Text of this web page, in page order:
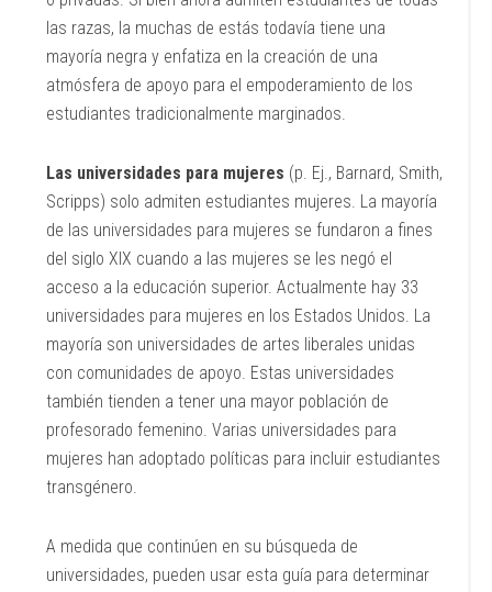
las razas, la muchas de estás todavía tiene una
mayoría negra y enfatiza en la creación de una
atmósfera de apoyo para el empoderamiento de los
estudiantes tradicionalmente marginados.
Las universidades para mujeres (p. Ej., Barnard, Smith,
Scripps) solo admiten estudiantes mujeres. La mayoría
de las universidades para mujeres se fundaron a fines
del siglo XIX cuando a las mujeres se les negó el
acceso a la educación superior. Actualmente hay 33
universidades para mujeres en los Estados Unidos. La
mayoría son universidades de artes liberales unidas
con comunidades de apoyo. Estas universidades
también tienden a tener una mayor población de
profesorado femenino. Varias universidades para
mujeres han adoptado políticas para incluir estudiantes
transgénero.
A medida que continúen en su búsqueda de
universidades, pueden usar esta guía para determinar